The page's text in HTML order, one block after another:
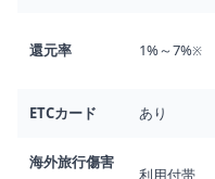
還元率 1%～7%※
ETCカード あり
海外旅行傷害
利用付帯